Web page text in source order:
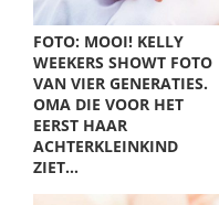
FOTO: MOOI! KELLY
WEEKERS SHOWT FOTO
VAN VIER GENERATIES.
OMA DIE VOOR HET
EERST HAAR
ACHTERKLEINKIND
ZIET…